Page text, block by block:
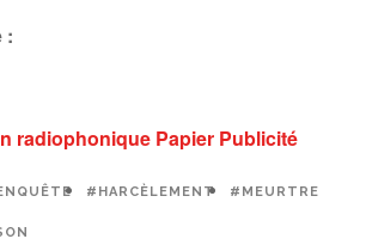
:
radiophonique Papier Publicité
#HARCÈLEMENT #MEURTRE